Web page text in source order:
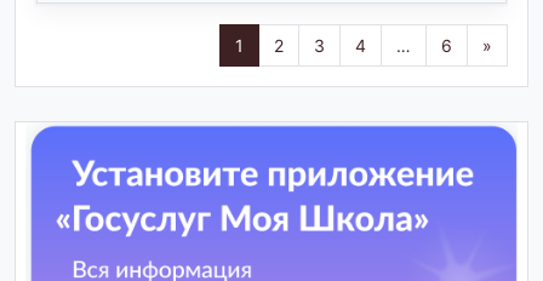
1 2 3 4 … 6 »